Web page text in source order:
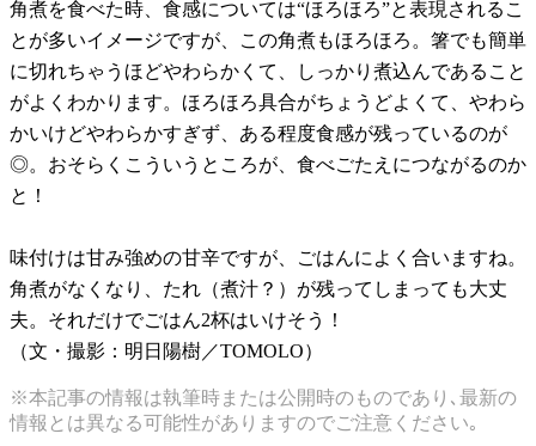
角煮を食べた時、食感については“ほろほろ”と表現されるこ
とが多いイメージですが、この角煮もほろほろ。箸でも簡単
に切れちゃうほどやわらかくて、しっかり煮込んであること
がよくわかります。ほろほろ具合がちょうどよくて、やわら
かいけどやわらかすぎず、ある程度食感が残っているのが
◎。おそらくこういうところが、食べごたえにつながるのか
と！
味付けは甘み強めの甘辛ですが、ごはんによく合いますね。
角煮がなくなり、たれ（煮汁？）が残ってしまっても大丈
夫。それだけでごはん2杯はいけそう！
（文・撮影：明日陽樹／TOMOLO）
※本記事の情報は執筆時または公開時のものであり､最新の
情報とは異なる可能性がありますのでご注意ください｡